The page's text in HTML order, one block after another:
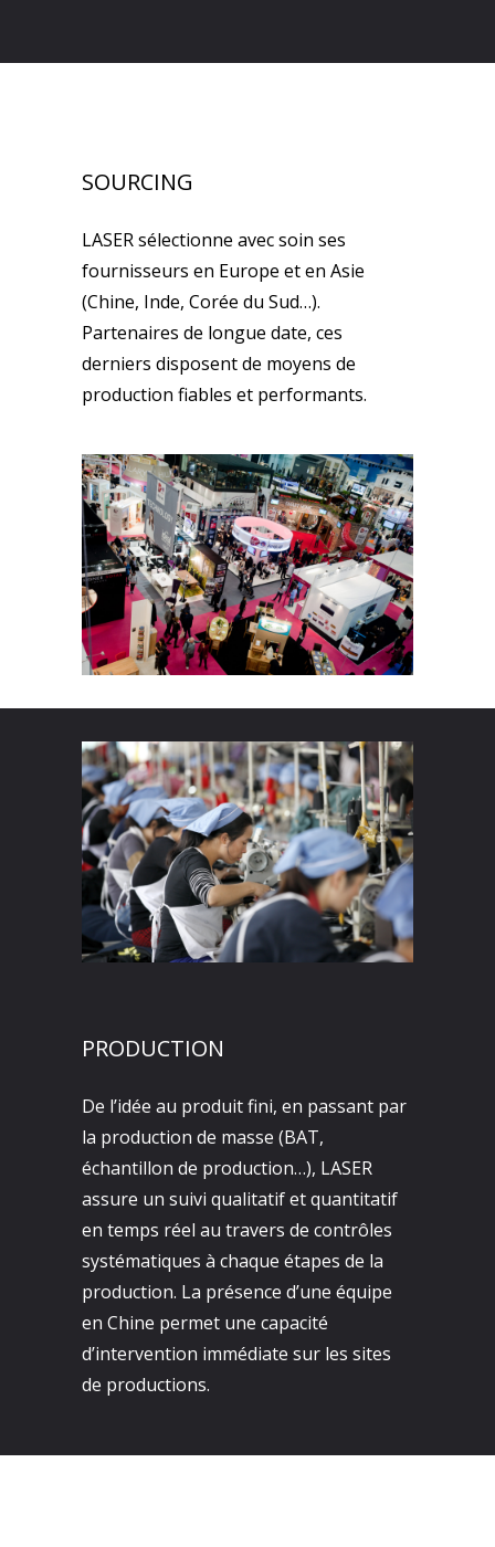
SOURCING
LASER sélectionne avec soin ses
fournisseurs en Europe et en Asie
(Chine, Inde, Corée du Sud…).
Partenaires de longue date, ces
derniers disposent de moyens de
production fiables et performants.
PRODUCTION
De l’idée au produit fini, en passant par
la production de masse (BAT,
échantillon de production…), LASER
assure un suivi qualitatif et quantitatif
en temps réel au travers de contrôles
systématiques à chaque étapes de la
production. La présence d’une équipe
en Chine permet une capacité
d’intervention immédiate sur les sites
de productions.